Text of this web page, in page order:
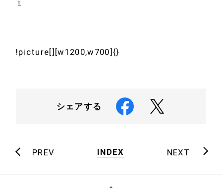
!picture[][w1200,w700]{}
シェアする
PREV INDEX NEXT